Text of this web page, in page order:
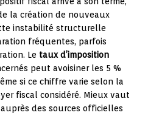
la création de nouveaux
instabilité structurelle
fréquentes, parfois
Le taux d’imposition
peut avoisiner les 5 %
si ce chiffre varie selon la
fiscal considéré. Mieux vaut
des sources officielles